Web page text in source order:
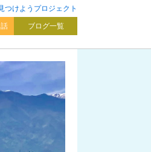
つけようプロジェクト
ブログ一覧